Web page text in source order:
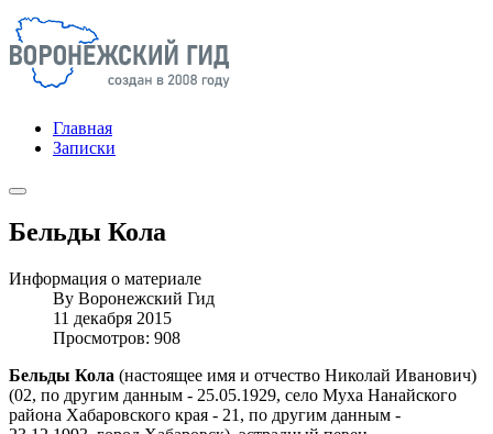
Главная
Записки
Бельды Кола
Информация о материале
By Воронежский Гид
11 декабря 2015
Просмотров: 908
Бельды Кола (настоящее имя и отчество Николай Иванович)
(02, по другим данным - 25.05.1929, село Муха Нанайского
района Хабаровского края - 21, по другим данным -